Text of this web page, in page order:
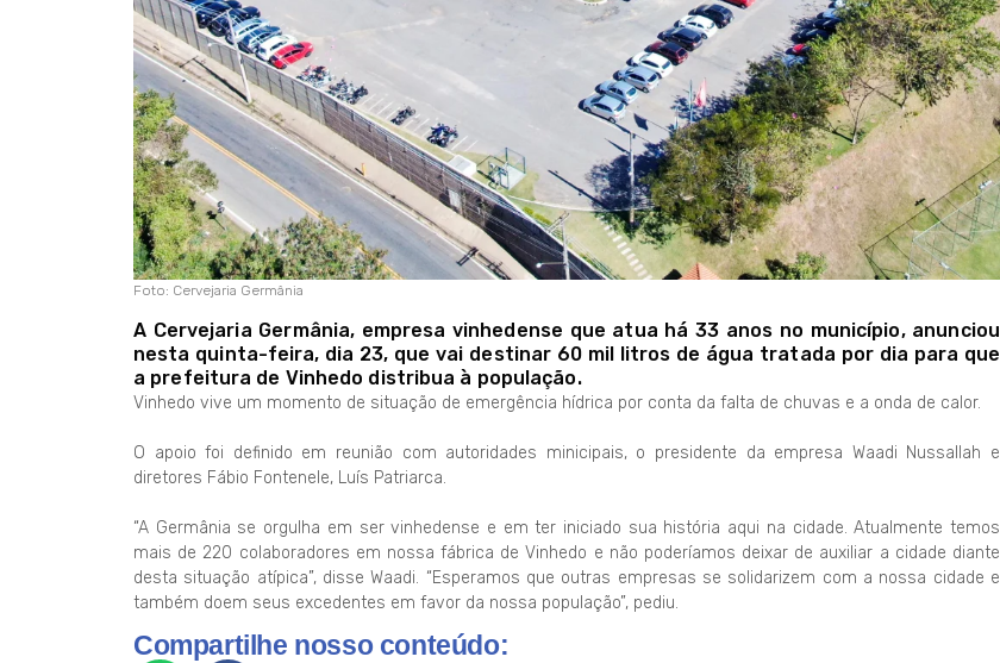
Foto: Cervejaria Germânia
A Cervejaria Germânia, empresa vinhedense que atua há 33 anos no município, anunciou
nesta quinta-feira, dia 23, que vai destinar 60 mil litros de água tratada por dia para que
a prefeitura de Vinhedo distribua à população.
Vinhedo vive um momento de situação de emergência hídrica por conta da falta de chuvas e a onda de calor.
O apoio foi definido em reunião com autoridades minicipais, o presidente da empresa Waadi Nussallah e
diretores Fábio Fontenele, Luís Patriarca.
“A Germânia se orgulha em ser vinhedense e em ter iniciado sua história aqui na cidade. Atualmente temos
mais de 220 colaboradores em nossa fábrica de Vinhedo e não poderíamos deixar de auxiliar a cidade diante
desta situação atípica”, disse Waadi. “Esperamos que outras empresas se solidarizem com a nossa cidade e
também doem seus excedentes em favor da nossa população”, pediu.
Compartilhe nosso conteúdo: